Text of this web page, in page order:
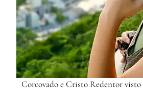
Corcovado e Cristo Redentor